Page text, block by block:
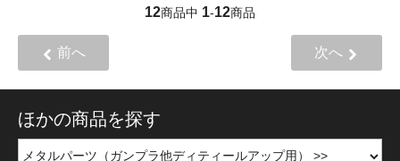
12商品中 1-12商品
前へ 次へ
ほかの商品を探す